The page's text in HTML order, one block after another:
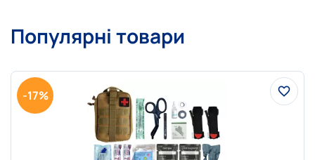
Популярні товари
-17%